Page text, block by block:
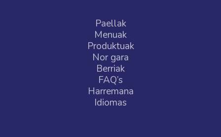
Paellak
Menuak
Produktuak
Nor gara
Berriak
FAQ’s
Harremana
Idiomas